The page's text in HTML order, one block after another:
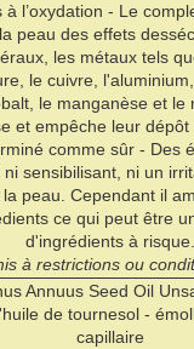
l’oxydation - Le
peau des effets
les métaux tels
le cuivre,
le manganèse et le
et empêche leur dépôt
comme sûr - Des
sensibilisant, ni un
peau. Cependant il
ce qui peut être
d'ingrédients à risque.
à restrictions ou
Annuus Seed Oil
de tournesol -
capillaire